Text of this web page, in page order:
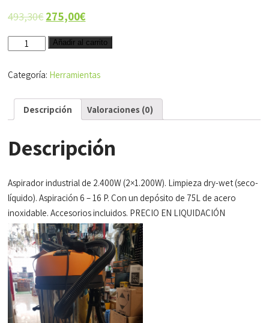
493,30€275,00€
ASPIRADOR
INDUSTRIAL
Añadir al carrito
Categoría: Herramientas
Descripción Valoraciones (0)
Descripción
Aspirador industrial de 2.400W (2×1.200W). Limpieza dry-wet (seco-
líquido). Aspiración 6 – 16 P. Con un depósito de 75L de acero
inoxidable. Accesorios incluidos. PRECIO EN LIQUIDACIÓN